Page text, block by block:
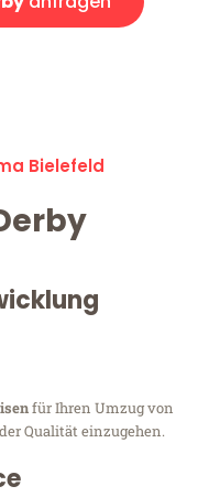
Bielefeld
für Ihren Umzug von
Qualität einzugehen.